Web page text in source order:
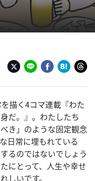
描く4コマ連載『わた
だ。』。わたしたち
き」のような固定観念
日常に埋もれている
るのではないでしょう
にとって、人生や幸せ
しいです。